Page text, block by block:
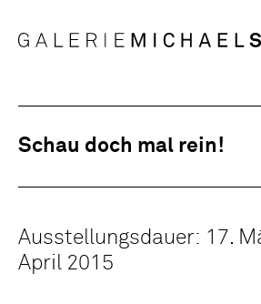
Schau doch mal rein!
Ausstellungsdauer: 17.
April 2015